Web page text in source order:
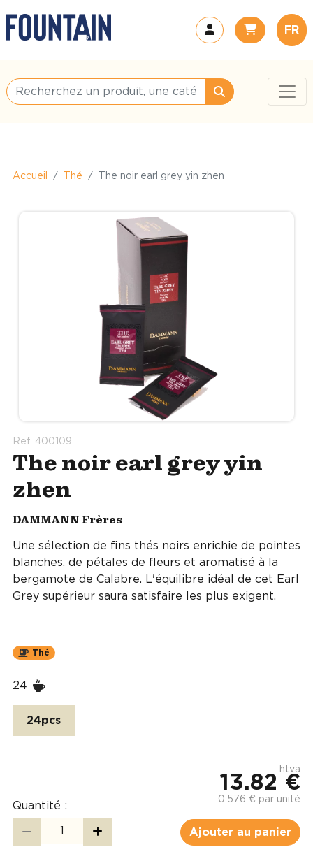
FR
Accueil Thé The noir earl grey yin zhen
Ref. 400109
The noir earl grey yin
zhen
DAMMANN Frères
Une sélection de fins thés noirs enrichie de pointes
blanches, de pétales de fleurs et aromatisé à la
bergamote de Calabre. L'équilibre idéal de cet Earl
Grey supérieur saura satisfaire les plus exigent.
Thé
24
24pcs
Quantité :
htva
13.82 €
0.576 € par unité
Ajouter au panier